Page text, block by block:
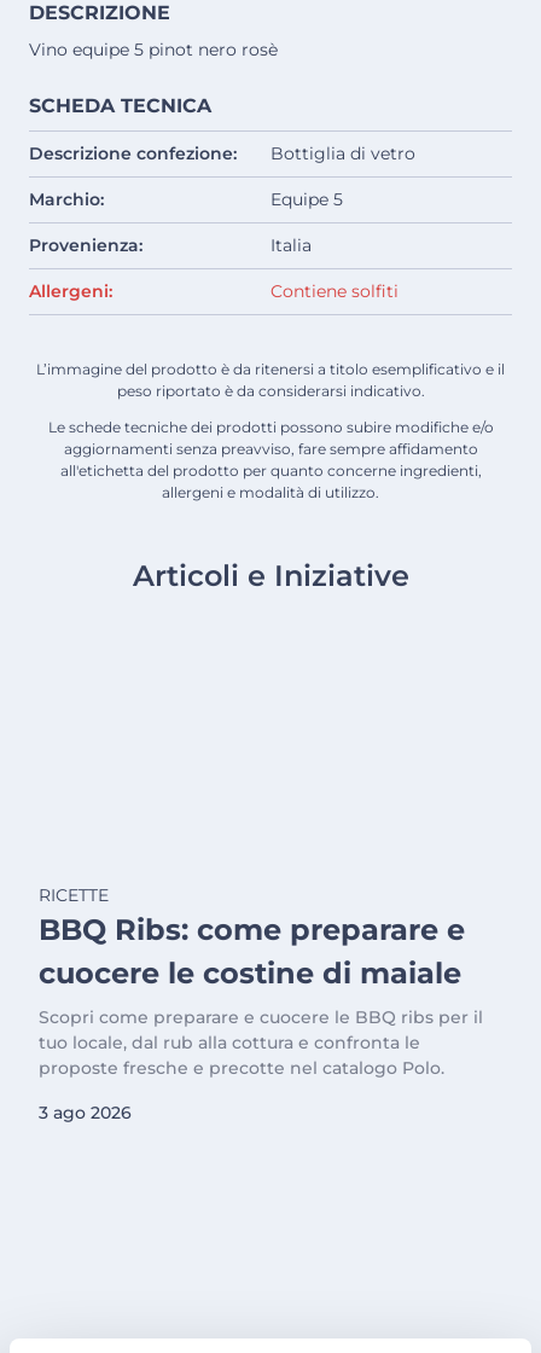
DESCRIZIONE
Vino equipe 5 pinot nero rosè
SCHEDA TECNICA
Descrizione confezione: Bottiglia di vetro
Marchio: Equipe 5
Provenienza: Italia
Allergeni: Contiene solfiti
L’immagine del prodotto è da ritenersi a titolo esemplificativo e il
peso riportato è da considerarsi indicativo.
Le schede tecniche dei prodotti possono subire modifiche e/o
aggiornamenti senza preavviso, fare sempre affidamento
all'etichetta del prodotto per quanto concerne ingredienti,
allergeni e modalità di utilizzo.
Articoli e Iniziative
RICETTE
BBQ Ribs: come preparare e
cuocere le costine di maiale
Scopri come preparare e cuocere le BBQ ribs per il
tuo locale, dal rub alla cottura e confronta le
proposte fresche e precotte nel catalogo Polo.
3 ago 2026